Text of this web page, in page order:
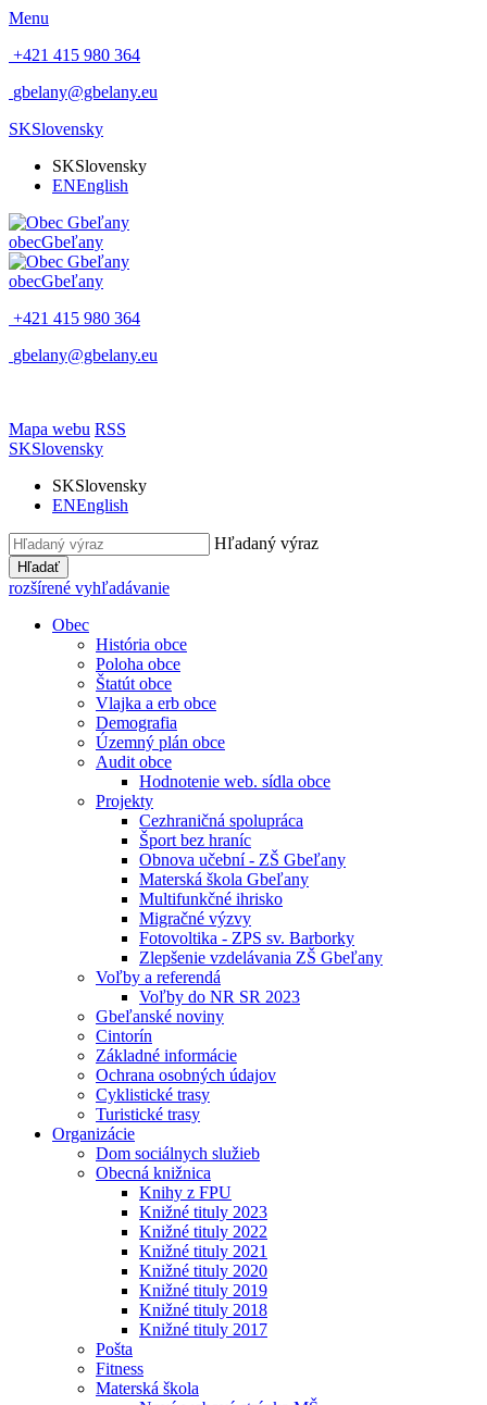
Menu
+421 415 980 364
gbelany@gbelany.eu
SKSlovensky
SKSlovensky
ENEnglish
obecGbeľany
obecGbeľany
+421 415 980 364
gbelany@gbelany.eu
Mapa webu RSS
SKSlovensky
SKSlovensky
ENEnglish
Hľadaný výraz
Hľadať
rozšírené vyhľadávanie
Obec
História obce
Poloha obce
Štatút obce
Vlajka a erb obce
Demografia
Územný plán obce
Audit obce
Hodnotenie web. sídla obce
Projekty
Cezhraničná spolupráca
Šport bez hraníc
Obnova učební - ZŠ Gbeľany
Materská škola Gbeľany
Multifunkčné ihrisko
Migračné výzvy
Fotovoltika - ZPS sv. Barborky
Zlepšenie vzdelávania ZŠ Gbeľany
Voľby a referendá
Voľby do NR SR 2023
Gbeľanské noviny
Cintorín
Základné informácie
Ochrana osobných údajov
Cyklistické trasy
Turistické trasy
Organizácie
Dom sociálnych služieb
Obecná knižnica
Knihy z FPU
Knižné tituly 2023
Knižné tituly 2022
Knižné tituly 2021
Knižné tituly 2020
Knižné tituly 2019
Knižné tituly 2018
Knižné tituly 2017
Pošta
Fitness
Materská škola